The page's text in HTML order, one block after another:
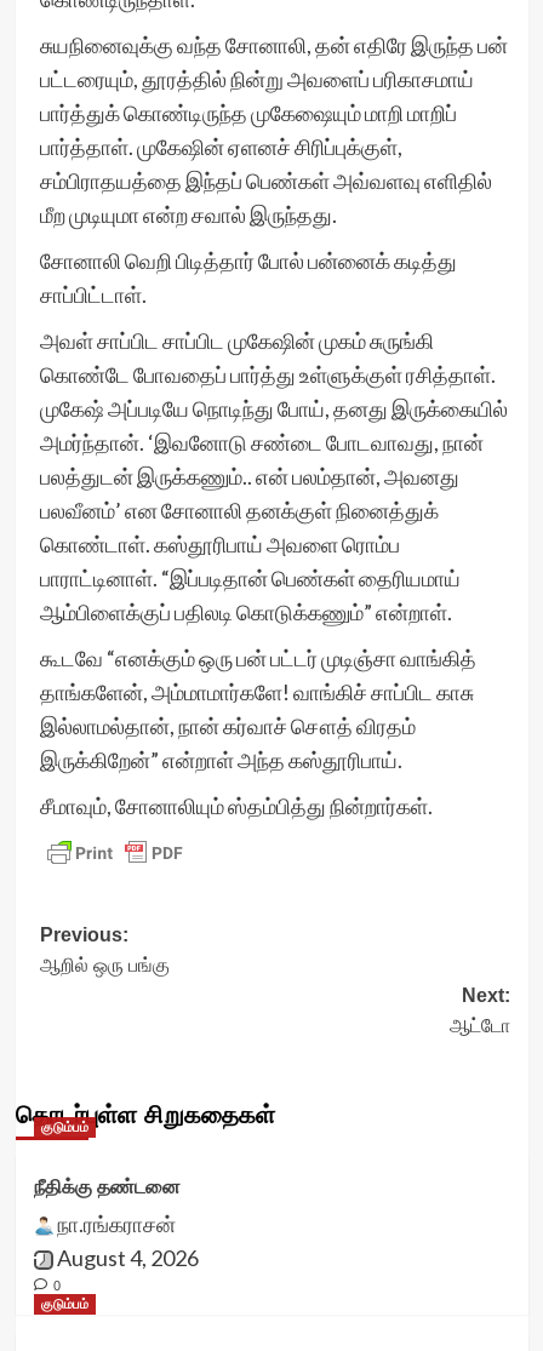
சுயநினைவுக்கு வந்த சோனாலி, தன் எதிரே இருந்த பன்
பட்டரையும், தூரத்தில் நின்று அவளைப் பரிகாசமாய்
பார்த்துக் கொண்டிருந்த முகேஷையும் மாறி மாறிப்
பார்த்தாள். முகேஷின் ஏளனச் சிரிப்புக்குள்,
சம்பிராதயத்தை இந்தப் பெண்கள் அவ்வளவு எளிதில்
மீற முடியுமா என்ற சவால் இருந்தது.
சோனாலி வெறி பிடித்தார் போல் பன்னைக் கடித்து
சாப்பிட்டாள்.
அவள் சாப்பிட சாப்பிட முகேஷின் முகம் சுருங்கி
கொண்டே போவதைப் பார்த்து உள்ளுக்குள் ரசித்தாள்.
முகேஷ் அப்படியே நொடிந்து போய், தனது இருக்கையில்
அமர்ந்தான். ‘இவனோடு சண்டை போடவாவது, நான்
பலத்துடன் இருக்கணும்.. என் பலம்தான், அவனது
பலவீனம்’ என சோனாலி தனக்குள் நினைத்துக்
கொண்டாள். கஸ்தூரிபாய் அவளை ரொம்ப
பாராட்டினாள். “இப்படிதான் பெண்கள் தைரியமாய்
ஆம்பிளைக்குப் பதிலடி கொடுக்கணும்” என்றாள்.
கூடவே “எனக்கும் ஒரு பன் பட்டர் முடிஞ்சா வாங்கித்
தாங்களேன், அம்மாமார்களே! வாங்கிச் சாப்பிட காசு
இல்லாமல்தான், நான் கர்வாச் சௌத் விரதம்
இருக்கிறேன்” என்றாள் அந்த கஸ்தூரிபாய்.
சீமாவும், சோனாலியும் ஸ்தம்பித்து நின்றார்கள்.
Post
navigation
Previous:
ஆறில் ஒரு பங்கு
Next:
ஆட்டோ
தொடர்புள்ள சிறுகதைகள்
குடும்பம்
நீதிக்கு தண்டனை
நா.ரங்கராசன்
August 4, 2026
0
குடும்பம்